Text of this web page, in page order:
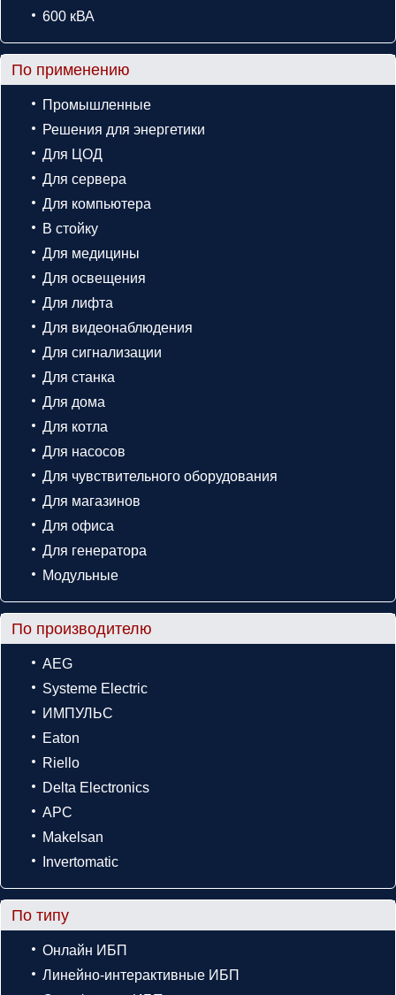
600 кВА
По применению
Промышленные
Решения для энергетики
Для ЦОД
Для сервера
Для компьютера
В стойку
Для медицины
Для освещения
Для лифта
Для видеонаблюдения
Для сигнализации
Для станка
Для дома
Для котла
Для насосов
Для чувствительного оборудования
Для магазинов
Для офиса
Для генератора
Модульные
По производителю
AEG
Systeme Electric
ИМПУЛЬС
Eaton
Riello
Delta Electronics
APC
Makelsan
Invertomatic
По типу
Онлайн ИБП
Линейно-интерактивные ИБП